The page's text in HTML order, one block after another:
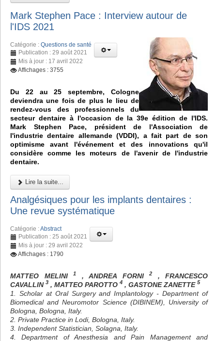
Mark Stephen Pace : Interview autour de
l'IDS 2021
Catégorie : Questions de santé
Publication : 29 août 2021
Mis à jour : 17 avril 2022
Affichages : 3755
Du 22 au 25 septembre, Cologne
deviendra une fois de plus le lieu de
rendez-vous des professionnels du
secteur dentaire à l'occasion de la 39e édition de l'IDS.
Mark Stephen Pace, président de l'Association de
l'industrie dentaire allemande (VDDI), a fait part de son
optimisme avant l'événement et des innovations qu'il
considère comme les moteurs de l'avenir de l'industrie
dentaire.
Lire la suite...
Analgésiques pour les implants dentaires :
Une revue systématique
Catégorie :Abstract
Publication : 25 août 2021
Mis à jour : 29 avril 2022
Affichages : 1790
MATTEO MELINI 1 , ANDREA FORNI 2
, FRANCESCO
CAVALLIN 3 , MATTEO PAROTTO 4 , GASTONE ZANETTE 5
1. Scholar at Oral Surgery and Implantology - Department of
Biomedical and Neuromotor Science (DIBINEM), University of
Bologna, Bologna, Italy.
2. Private Practice in Lodi, Bologna, Italy.
3. Independent Statistician, Solagna, Italy.
4. Department of Anesthesia and Pain Management and